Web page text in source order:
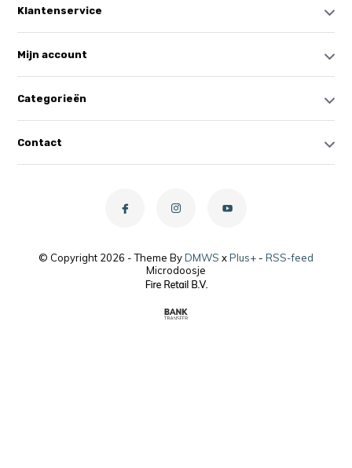
Klantenservice
Mijn account
Categorieën
Contact
© Copyright 2026 - Theme ByDMWS xPlus+ - RSS-feed
Microdoosje